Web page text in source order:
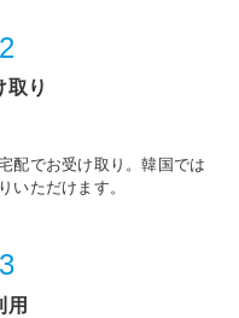
取り
配でお受け取り。韓国では
いただけます。
用